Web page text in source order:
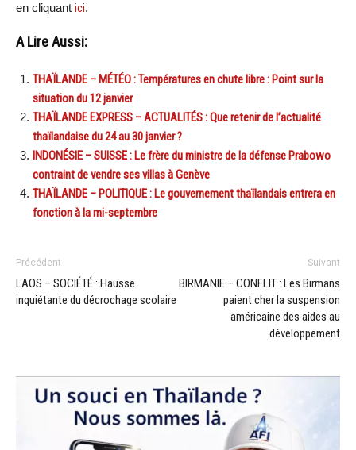
en cliquant ici.
A Lire Aussi:
THAÏLANDE – MÉTÉO : Températures en chute libre : Point sur la
situation du 12 janvier
THAÏLANDE EXPRESS – ACTUALITÉS : Que retenir de l’actualité
thaïlandaise du 24 au 30 janvier ?
INDONÉSIE – SUISSE : Le frère du ministre de la défense Prabowo
contraint de vendre ses villas à Genève
THAÏLANDE – POLITIQUE : Le gouvernement thaïlandais entrera en
fonction à la mi-septembre
Précédent
LAOS – SOCIÉTÉ : Hausse
inquiétante du décrochage scolaire
Suivant
BIRMANIE – CONFLIT : Les Birmans
paient cher la suspension
américaine des aides au
développement